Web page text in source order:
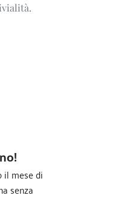
il mese di
senza